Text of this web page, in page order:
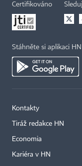
Certifikováno
Stáhněte si aplikaci HN
Kontakty
Tiráž redakce HN
Economia
Kariéra v HN